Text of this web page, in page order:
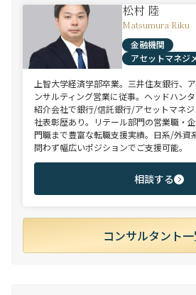
松村 陸
Matsumura Riku
金融機関
アセットマネジ
上智大学経済学部卒業。三井住友銀行、
ンサルティング営業に従事。ヘッドハン
紹介会社で銀行/信託銀行/アセットマネ
社表彰歴あり。リテール部門の営業職・
門職まで豊富な転職支援実績。日系/外資
問わず幅広いポジションでご支援可能。
相談する
コンサルタント